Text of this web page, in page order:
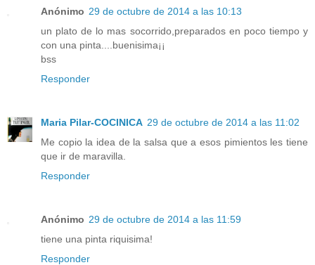
Anónimo 29 de octubre de 2014 a las 10:13
un plato de lo mas socorrido,preparados en poco tiempo y
con una pinta....buenisima¡¡
bss
Responder
Maria Pilar-COCINICA 29 de octubre de 2014 a las 11:02
Me copio la idea de la salsa que a esos pimientos les tiene
que ir de maravilla.
Responder
Anónimo 29 de octubre de 2014 a las 11:59
tiene una pinta riquisima!
Responder